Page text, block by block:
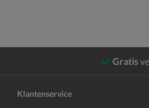
Gratis
Klantenservice